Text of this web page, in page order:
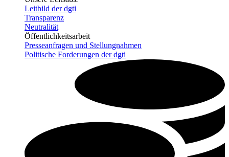
Leitbild der dgti
Transparenz
Neutralität
Öffentlichkeitsarbeit
Presseanfragen und Stellungnahmen
Politische Forderungen der dgti